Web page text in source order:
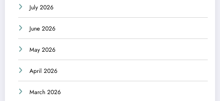
July 2026
June 2026
May 2026
April 2026
March 2026